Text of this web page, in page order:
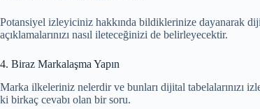
Potansiyel izleyiciniz hakkında bildiklerinize dayanarak
açıklamalarınızı nasıl ileteceğinizi de belirleyecektir.
4. Biraz Markalaşma Yapın
Marka ilkeleriniz nelerdir ve bunları dijital tabelalarınızı
ki birkaç cevabı olan bir soru.